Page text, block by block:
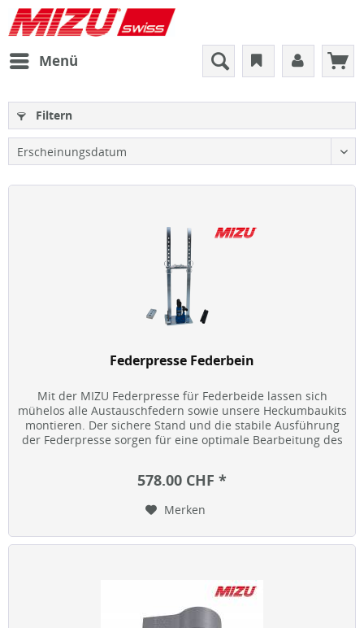
Menü
Filtern
Federpresse Federbein
Mit der MIZU Federpresse für Federbeide lassen sich
mühelos alle Austauschfedern sowie unsere Heckumbaukits
montieren. Der sichere Stand und die stabile Ausführung
der Federpresse sorgen für eine optimale Bearbeitung des
578.00 CHF *
Merken